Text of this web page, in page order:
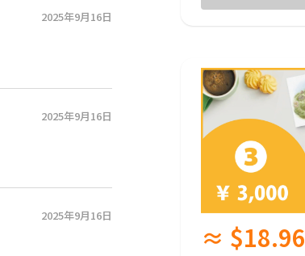
2025年9月16日
2025年9月16日
2025年9月16日
≈ $18.96